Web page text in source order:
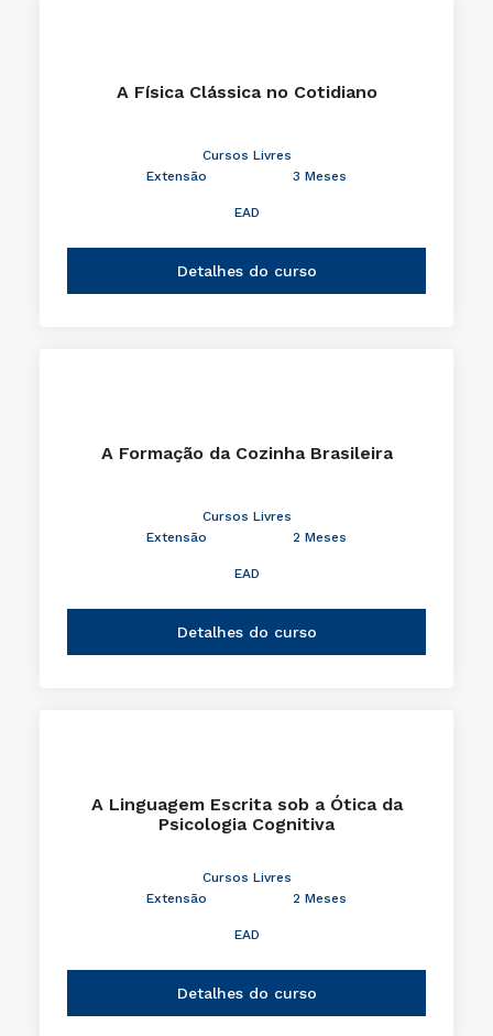
A Física Clássica no Cotidiano
Cursos Livres
Extensão
3 Meses
EAD
Detalhes do curso
A Formação da Cozinha Brasileira
Cursos Livres
Extensão
2 Meses
EAD
Detalhes do curso
A Linguagem Escrita sob a Ótica da
Psicologia Cognitiva
Cursos Livres
Extensão
2 Meses
EAD
Detalhes do curso